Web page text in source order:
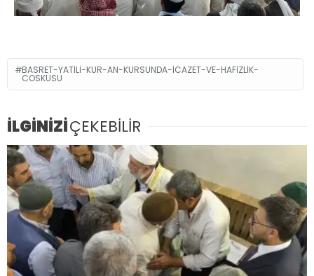
BASRET-YATILI-KUR-AN-KURSUNDA-ICAZET-VE-HAFIZLIK-
COSKUSU
İLGİNİZİÇEKEBİLİR